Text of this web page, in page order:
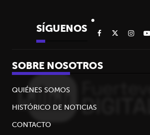
SÍGUENOS
SOBRE NOSOTROS
QUIÉNES SOMOS
HISTÓRICO DE NOTICIAS
CONTACTO